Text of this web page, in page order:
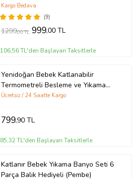
(9)
Kargo Bedava
1299,00 TL 999,00 TL
106,56 TL'den Başlayan Taksitlerle
Yenidoğan Bebek Katlanabilir
Termometreli Besleme ve Yıkama
Banyo Oturağı Alt Değiştirme
Ücretsiz / 24 Saatte Kargo
799,90 TL
85,32 TL'den Başlayan Taksitlerle
Katlanır Bebek Yıkama Banyo Seti 6
Parça Balık Hediyeli (Pembe)